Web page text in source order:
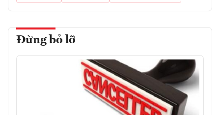
Đừng bỏ lỡ